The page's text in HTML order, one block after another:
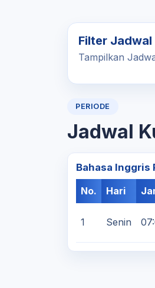
Filter Jadwal
Tampilkan
PERIODE
Jadwal
Bahasa Inggris
No.
Hari
1 Senin